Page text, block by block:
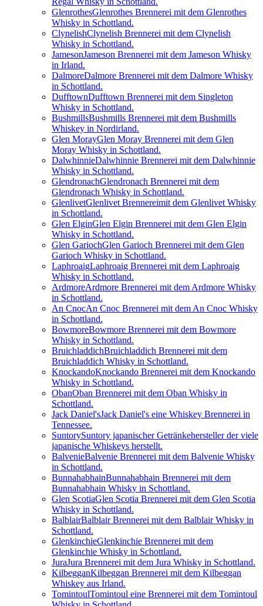
GlenrothesGlenrothes Brennerei mit dem Glenrothes
Whisky in Schottland.
ClynelishClynelish Brennerei mit dem Clynelish
Whisky in Schottland.
JamesonJameson Brennerei mit dem Jameson Whisky
in Irland.
DalmoreDalmore Brennerei mit dem Dalmore Whisky
in Schottland.
DufftownDufftown Brennerei mit dem Singleton
Whisky in Schottland.
BushmillsBushmills Brennerei mit dem Bushmills
Whiskey in Nordirland.
Glen MorayGlen Moray Brennerei mit dem Glen
Moray Whisky in Schottland.
DalwhinnieDalwhinnie Brennerei mit dem Dalwhinnie
Whisky in Schottland.
GlendronachGlendronach Brennerei mit dem
Glendronach Whisky in Schottland.
GlenlivetGlenlivet Brennereimit dem Glenlivet Whisky
in Schottland.
Glen ElginGlen Elgin Brennerei mit dem Glen Elgin
Whisky in Schottland.
Glen GariochGlen Garioch Brennerei mit dem Glen
Garioch Whisky in Schottland.
LaphroaigLaphroaig Brennerei mit dem Laphroaig
Whisky in Schottland.
ArdmoreArdmore Brennerei mit dem Ardmore Whisky
in Schottland.
An CnocAn Cnoc Brennerei mit dem An Cnoc Whisky
in Schottland.
BowmoreBowmore Brennerei mit dem Bowmore
Whisky in Schottland.
BruichladdichBruichladdich Brennerei mit dem
Bruichladdich Whisky in Schottland.
KnockandoKnockando Brennerei mit dem Knockando
Whisky in Schottland.
ObanOban Brennerei mit dem Oban Whisky in
Schottland.
Jack Daniel'sJack Daniel's eine Whiskey Brennerei in
Tennessee.
SuntorySuntory japanischer Getränkehersteller der viele
japanische Whiskeys herstellt.
BalvenieBalvenie Brennerei mit dem Balvenie Whisky
in Schottland.
BunnahabhainBunnahabhain Brennerei mit dem
Bunnahabhain Whisky in Schottland.
Glen ScotiaGlen Scotia Brennerei mit dem Glen Scotia
Whisky in Schottland.
BalblairBalblair Brennerei mit dem Balblair Whisky in
Schottland.
GlenkinchieGlenkinchie Brennerei mit dem
Glenkinchie Whisky in Schottland.
JuraJura Brennerei mit dem Jura Whisky in Schottland.
KilbegganKilbeggan Brennerei mit dem Kilbeggan
Whiskey aus Irland.
TomintoulTomintoul eine Brennerei mit dem Tomintoul